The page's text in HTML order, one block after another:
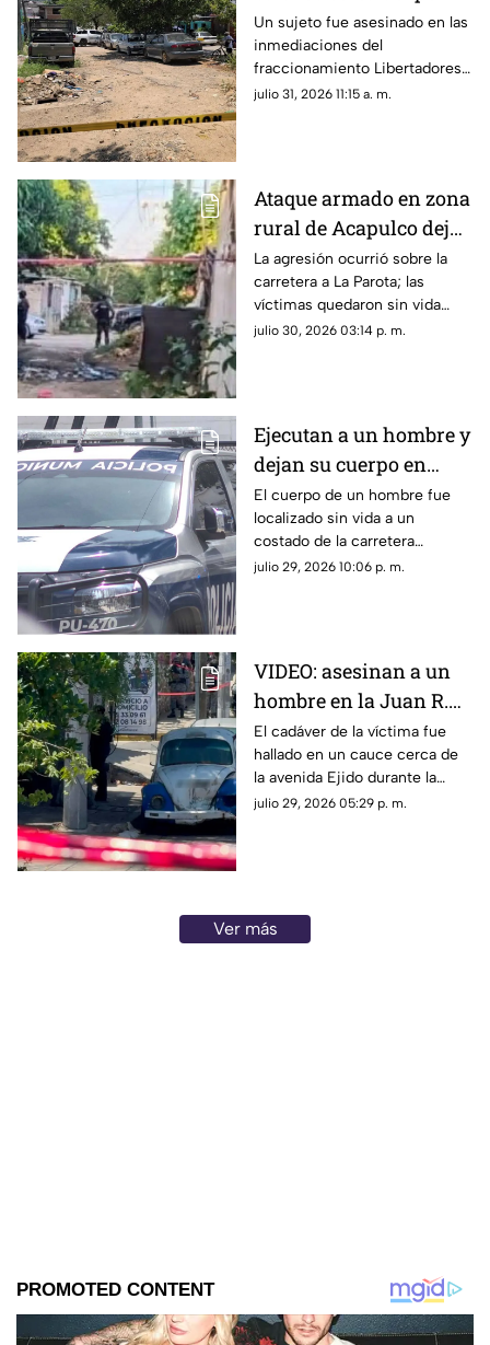
de Acapulco
Un sujeto fue asesinado en las
inmediaciones del
fraccionamiento Libertadores
durante la tarde de este
julio 31, 2026 11:15 a. m.
Ataque armado en zona
rural de Acapulco deja
dos hombres muertos
La agresión ocurrió sobre la
carretera a La Parota; las
víctimas quedaron sin vida
dentro de un local de comida.
julio 30, 2026 03:14 p. m.
Ejecutan a un hombre y
dejan su cuerpo en
carretera de
Zihuatanejo
El cuerpo de un hombre fue
localizado sin vida a un
costado de la carretera
Zihuatanejo-Lázaro Cárdenas;
julio 29, 2026 10:06 p. m.
VIDEO: asesinan a un
hombre en la Juan R.
Escudero; rescatan
cuerpo de canal
El cadáver de la víctima fue
hallado en un cauce cerca de
la avenida Ejido durante la
tarde de este miércoles.
julio 29, 2026 05:29 p. m.
Ver más